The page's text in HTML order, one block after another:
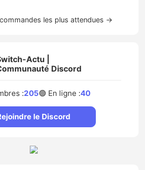
les plus attendues →
Actu |
Discord
:205🟢 En ligne :40
le Discord